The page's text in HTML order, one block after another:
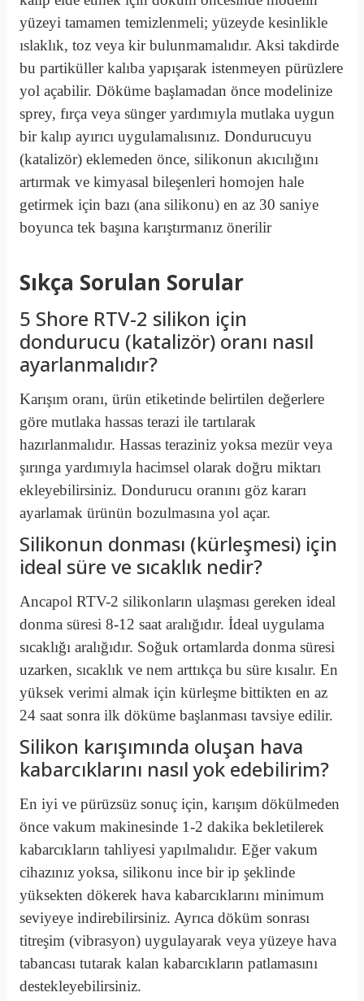
yüzeyi tamamen temizlenmeli; yüzeyde kesinlikle
ıslaklık, toz veya kir bulunmamalıdır. Aksi takdirde
bu partiküller kalıba yapışarak istenmeyen pürüzlere
yol açabilir. Döküme başlamadan önce modelinize
sprey, fırça veya sünger yardımıyla mutlaka uygun
bir kalıp ayırıcı uygulamalısınız. Dondurucuyu
(katalizör) eklemeden önce, silikonun akıcılığını
artırmak ve kimyasal bileşenleri homojen hale
getirmek için bazı (ana silikonu) en az 30 saniye
boyunca tek başına karıştırmanız önerilir
Sıkça Sorulan Sorular
5 Shore RTV-2 silikon için
dondurucu (katalizör) oranı nasıl
ayarlanmalıdır?
Karışım oranı, ürün etiketinde belirtilen değerlere
göre mutlaka hassas terazi ile tartılarak
hazırlanmalıdır. Hassas teraziniz yoksa mezür veya
şırınga yardımıyla hacimsel olarak doğru miktarı
ekleyebilirsiniz. Dondurucu oranını göz kararı
ayarlamak ürünün bozulmasına yol açar.
Silikonun donması (kürleşmesi) için
ideal süre ve sıcaklık nedir?
Ancapol RTV-2 silikonların ulaşması gereken ideal
donma süresi 8-12 saat aralığıdır. İdeal uygulama
sıcaklığı aralığıdır. Soğuk ortamlarda donma süresi
uzarken, sıcaklık ve nem arttıkça bu süre kısalır. En
yüksek verimi almak için kürleşme bittikten en az
24 saat sonra ilk döküme başlanması tavsiye edilir.
Silikon karışımında oluşan hava
kabarcıklarını nasıl yok edebilirim?
En iyi ve pürüzsüz sonuç için, karışım dökülmeden
önce vakum makinesinde 1-2 dakika bekletilerek
kabarcıkların tahliyesi yapılmalıdır. Eğer vakum
cihazınız yoksa, silikonu ince bir ip şeklinde
yüksekten dökerek hava kabarcıklarını minimum
seviyeye indirebilirsiniz. Ayrıca döküm sonrası
titreşim (vibrasyon) uygulayarak veya yüzeye hava
tabancası tutarak kalan kabarcıkların patlamasını
destekleyebilirsiniz.